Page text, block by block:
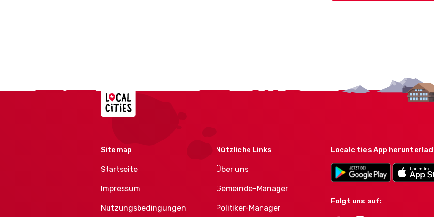
Localcities
Sitemap
Startseite
Impressum
Nutzungsbedingungen
Nützliche Links
Über uns
Gemeinde-Manager
Politiker-Manager
Localcities App
Folgt uns auf: